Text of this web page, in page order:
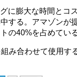
に膨大な時間とコ
する。アマゾンが
の40%を占めてい
み合わせて使用す